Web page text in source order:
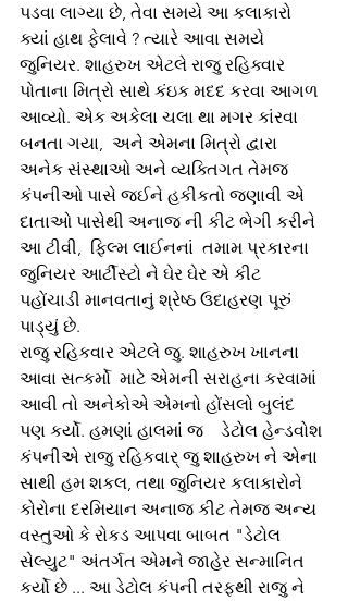
પડવા લાગ્યા છે, તેવા સમયે આ કલાકારો
ક્યાં હાથ ફેલાવે ? ત્યારે આવા સમયે
જુનિયર. શાહરુખ એટલે રાજુ રહિક્વાર
પોતાના મિત્રો સાથે કંઇક મદદ કરવા આગળ
આવ્યો. એક અકેલા ચલા થા મગર કાંરવા
બનતા ગયા,  અને એમના મિત્રો દ્વારા
અનેક સંસ્થાઓ અને વ્યક્તિગત તેમજ
કંપનીઓ પાસે જઈને હકીકતો જણાવી એ
દાતાઓ પાસેથી અનાજ ની કીટ ભેગી કરીને
આ ટીવી,  ફિલ્મ લાઈનનાં  તમામ પ્રકારના
જુનિયર આર્ટીસ્ટો ને ઘેર ઘેર એ કીટ
પહોંચાડી માનવતાનું શ્રેષ્ઠ ઉદાહરણ પૂરું
પાડ્યું છે.
રાજુ રહિકવાર એટલે જુ. શાહરુખ ખાનના
આવા સત્કર્મો  માટે એમની સરાહના કરવામાં
આવી તો અનેકોએ એમનો હોંસલો બુલંદ
પણ કર્યો. હમણાં હાલમાં જ    ડેટોલ હેન્ડવોશ
કંપનીએ રાજુ રહિકવાર્ જુ શાહરુખ ને એના
સાથી હમ શકલ, તથા જુનિયર કલાકારોને
કોરોના દરમિયાન અનાજ કીટ તેમજ અન્ય
વસ્તુઓ કે રોકડ આપવા બાબત "ડેટોલ
સેલ્યુટ" અંતર્ગત એમને જાહેર સન્માનિત
કર્યો છે ... આ ડેટોલ કંપની તરફથી રાજુ ને